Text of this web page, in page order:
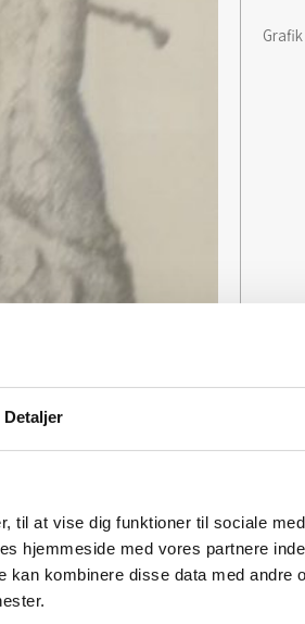
Detaljer
til at vise dig funktioner til sociale
hjemmeside med vores partnere
kombinere disse data med andre